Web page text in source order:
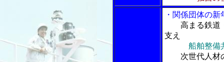
・関係団体の
高まる鉄道
支え
船舶整備
次世代人材